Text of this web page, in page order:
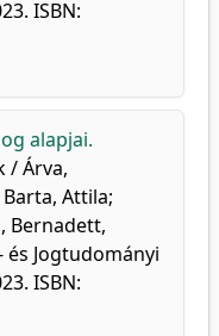
ISBN:
alapjai.
/ Árva,
Attila;
Bernadett,
és Jogtudományi
ISBN: